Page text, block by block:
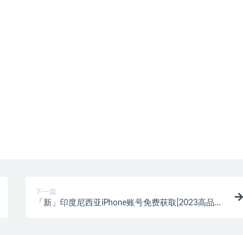
下一篇
「新」印度尼西亚iPhone账号免费获取[2023高品质